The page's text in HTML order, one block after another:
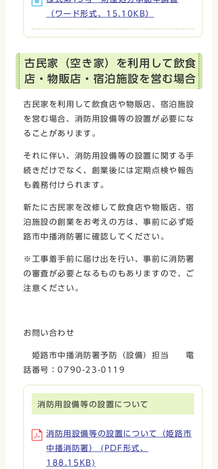
（ワード形式、15.10KB）
古民家（空き家）を利用して飲食
店・物販店・宿泊施設を営む場合
古民家を利用して飲食店や物販店、宿泊施設
を営む場合、消防用設備等の設置が必要にな
ることがあります。
それに伴い、消防用設備等の設置に関する手
続きだけでなく、創業後には定期点検や報告
も義務付けられます。
新たに古民家を改修して飲食店や物販店、宿
泊施設の創業をお考えの方は、事前に必ず姫
路市中播消防署に確認してください。
※工事着手前に届け出を行い、事前に消防署
の審査が必要となるものもありますので、ご
注意ください。
お問い合わせ
姫路市中播消防署予防（設備）担当 電
話番号：0790-23-0119
消防用設備等の設置について
消防用設備等の設置について（姫路市
中播消防署） (PDF形式、
188.15KB)